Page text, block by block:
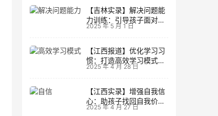
【吉林实录】解决问题能
力训练：引导孩子面对主
动挑战
2025 年 5 月 1 日
【江西报道】优化学习习
惯：打造高效学习模式的
实用技巧
2025 年 4 月 28 日
【江西实录】增强自我信
心：助孩子找回自我价值
的策略
2025 年 4 月 27 日